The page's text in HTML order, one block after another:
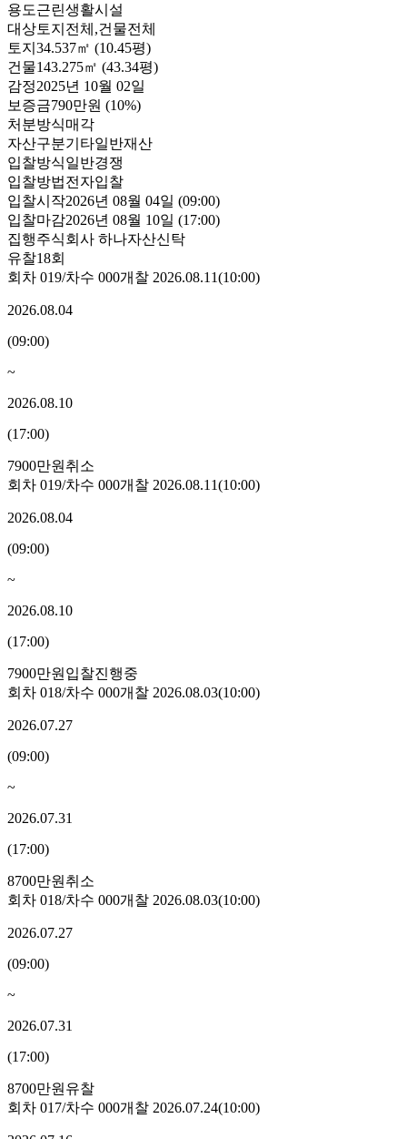
용도근린생활시설
대상토지전체,건물전체
토지 34.537㎡ (10.45평)
건물143.275㎡ (43.34평)
감정2025년 10월 02일
보증금790만원 (10%)
처분방식매각
자산구분기타일반재산
입찰방식일반경쟁
입찰방법전자입찰
입찰시작2026년 08월 04일 (09:00)
입찰마감2026년 08월 10일 (17:00)
집행주식회사 하나자산신탁
유찰18회
회차 019/차수 000개찰 2026.08.11(10:00)
2026.08.04
(09:00)
~
2026.08.10
(17:00)
7900만원 취소
회차 019/차수 000개찰 2026.08.11(10:00)
2026.08.04
(09:00)
~
2026.08.10
(17:00)
7900만원 입찰진행중
회차 018/차수 000개찰 2026.08.03(10:00)
2026.07.27
(09:00)
~
2026.07.31
(17:00)
8700만원 취소
회차 018/차수 000개찰 2026.08.03(10:00)
2026.07.27
(09:00)
~
2026.07.31
(17:00)
8700만원 유찰
회차 017/차수 000개찰 2026.07.24(10:00)